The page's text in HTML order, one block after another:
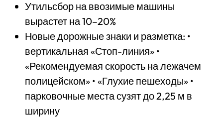
Утильсбор на ввозимые машины
вырастет на 10–20%
Новые дорожные знаки и разметка: •
вертикальная «Стоп-линия» •
«Рекомендуемая скорость на лежачем
полицейском» • «Глухие пешеходы» •
парковочные места сузят до 2,25 м в
ширину